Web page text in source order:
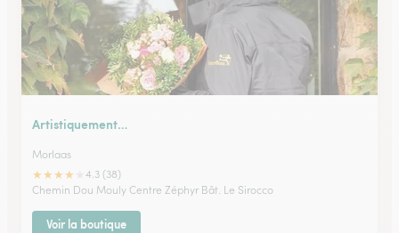
Artistiquement…
Morlaas
★★★★
4.3 (38)
Chemin Dou Mouly Centre Zéphyr Bât. Le Sirocco
Voir la boutique